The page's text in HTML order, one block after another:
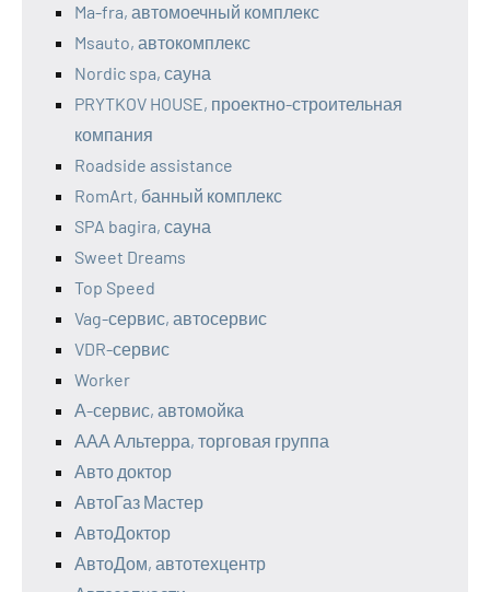
Ma-fra, автомоечный комплекс
Msauto, автокомплекс
Nordic spa, сауна
PRYTKOV HOUSE, проектно-строительная
компания
Roadside assistance
RomArt, банный комплекс
SPA bagira, сауна
Sweet Dreams
Top Speed
Vag-сервис, автосервис
VDR-сервис
Worker
А-сервис, автомойка
ААА Альтерра, торговая группа
Авто доктор
АвтоГаз Мастер
АвтоДоктор
АвтоДом, автотехцентр